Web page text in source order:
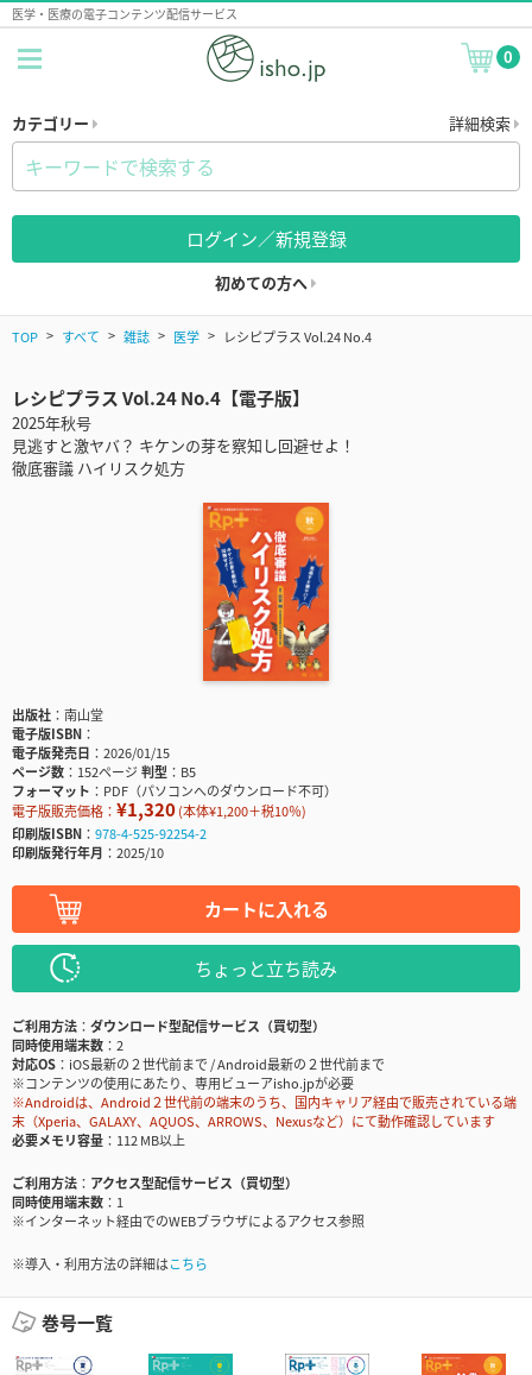
医学・医療の電子コンテンツ配信サービス
0
カテゴリー 詳細検索
ログイン／新規登録
初めての方へ
TOP すべて 雑誌 医学 レシピプラス Vol.24 No.4
レシピプラス Vol.24 No.4【電子版】
2025年秋号
見逃すと激ヤバ？ キケンの芽を察知し回避せよ！
徹底審議 ハイリスク処方
出版社
南山堂
電子版ISBN
電子版発売日
2026/01/15
ページ数
152ページ判型
B5
フォーマット
PDF（パソコンへのダウンロード不可）
電子版販売価格： ¥1,320(本体¥1,200＋税10％)
印刷版ISBN
978-4-525-92254-2
印刷版発行年月
2025/10
カートに入れる
ちょっと立ち読み
ご利用方法
ダウンロード型配信サービス（買切型）
同時使用端末数
2
対応OS
iOS最新の２世代前まで / Android最新の２世代前まで
※コンテンツの使用にあたり、専用ビューアisho.jpが必要
※Androidは、Android２世代前の端末のうち、国内キャリア経由で販売されている端
末（Xperia、GALAXY、AQUOS、ARROWS、Nexusなど）にて動作確認しています
必要メモリ容量
112 MB以上
ご利用方法
アクセス型配信サービス（買切型）
同時使用端末数
1
※インターネット経由でのWEBブラウザによるアクセス参照
※導入・利用方法の詳細はこちら
巻号一覧